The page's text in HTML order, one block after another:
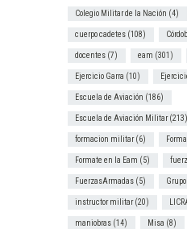
Colegio Militar de la Nación (4)
cuerpo cadetes (108)
docentes (7) eam (301)
Ejercicio Garra (10)
Escuela de Aviación (186)
Escuela de Aviación Militar(213)
formacion militar(6)
Formate en la Eam (5)
FuerzasArmadas (5)
instructor militar(20)
maniobras (14) Misa (8)